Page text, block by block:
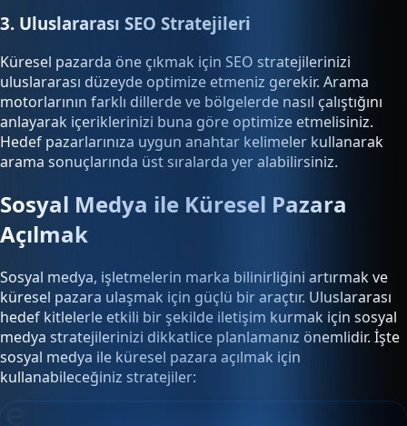
3. Uluslararası SEO Stratejileri
Küresel pazarda öne çıkmak için SEO stratejilerinizi
uluslararası düzeyde optimize etmeniz gerekir. Arama
motorlarının farklı dillerde ve bölgelerde nasıl çalıştığını
anlayarak içeriklerinizi buna göre optimize etmelisiniz.
Hedef pazarlarınıza uygun anahtar kelimeler kullanarak
arama sonuçlarında üst sıralarda yer alabilirsiniz.
Sosyal Medya ile Küresel Pazara
Açılmak
Sosyal medya, işletmelerin marka bilinirliğini artırmak ve
küresel pazara ulaşmak için güçlü bir araçtır. Uluslararası
hedef kitlelerle etkili bir şekilde iletişim kurmak için sosyal
medya stratejilerinizi dikkatlice planlamanız önemlidir. İşte
sosyal medya ile küresel pazara açılmak için
kullanabileceğiniz stratejiler: